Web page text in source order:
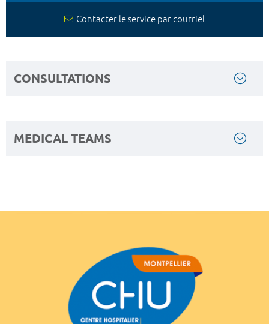
Contacter le service par courriel
CONSULTATIONS
MEDICAL TEAMS